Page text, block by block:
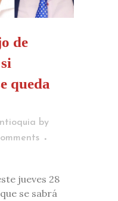
de
queda
by
jueves 28
se sabrá